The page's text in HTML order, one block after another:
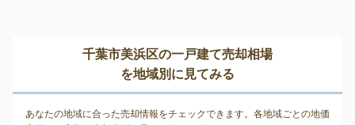
千葉市美浜区の一戸建て売却相場
を地域別に見てみる
あなたの地域に合った売却情報をチェックできます。各地域ごとの地価